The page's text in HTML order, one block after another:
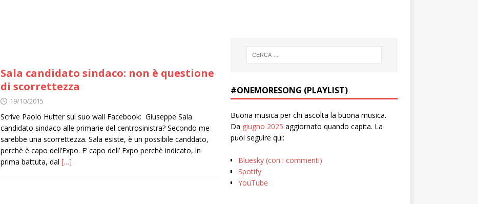
Sala candidato sindaco: non è questione
di scorrettezza
19/10/2015
Scrive Paolo Hutter sul suo wall Facebook: Giuseppe Sala
candidato sindaco alle primarie del centrosinistra? Secondo me
sarebbe una scorrettezza. Sala esiste, è un possibile canddato,
perchè è capo dell’Expo. E’ capo dell’ Expo perchè indicato, in
prima battuta, dal […]
#ONEMORESONG (PLAYLIST)
Buona musica per chi ascolta la buona musica.
Da giugno 2025 aggiornato quando capita. La
puoi seguire qui:
Bluesky (con i commenti)
Spotify
YouTube